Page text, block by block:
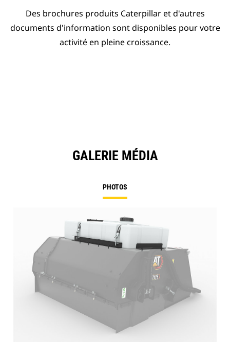
Des brochures produits Caterpillar et d'autres
documents d'information sont disponibles pour votre
activité en pleine croissance.
GALERIE MÉDIA
PHOTOS